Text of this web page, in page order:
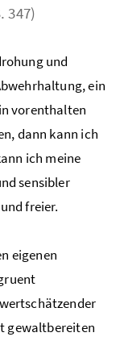
347)
und
ein
vorenthalten
dann kann ich
ich meine
sensibler
freier.
eigenen
gewaltbereiten